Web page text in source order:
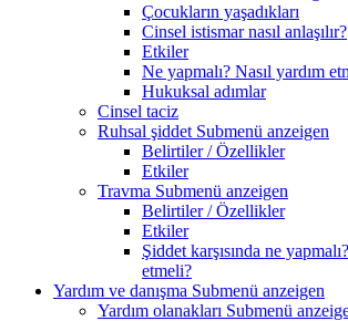
Çocukların yaşadıkları
Cinsel istismar nasıl anlaşılır?
Etkiler
Ne yapmalı? Nasıl yardım
Hukuksal adımlar
Cinsel taciz
Ruhsal şiddet Submenü anzeigen
Belirtiler / Özellikler
Etkiler
Travma Submenü anzeigen
Belirtiler / Özellikler
Etkiler
Şiddet karşısında ne
etmeli?
Yardım ve danışma Submenü anzeigen
Yardım olanakları Submenü